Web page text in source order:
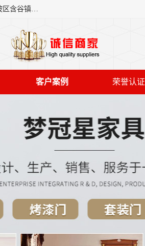
重庆梦冠星家具有限公司旗下有：紫阳高照木门，金佳帝木门，冠熙木门，梦冠星木门等品牌。地址位于重庆市九龙坡区含谷镇崇兴村7社，欢迎新老客户来访。
客户案例 荣誉认证